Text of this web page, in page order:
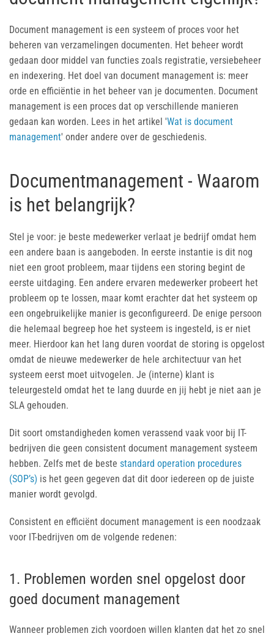
Document management is een systeem of proces voor het
beheren van verzamelingen documenten. Het beheer wordt
gedaan door middel van functies zoals registratie, versiebeheer
en indexering. Het doel van document management is: meer
orde en efficiëntie in het beheer van je documenten. Document
management is een proces dat op verschillende manieren
gedaan kan worden. Lees in het artikel 'Wat is document
management' onder andere over de geschiedenis.
Documentmanagement - Waarom
is het belangrijk?
Stel je voor: je beste medewerker verlaat je bedrijf omdat hem
een andere baan is aangeboden. In eerste instantie is dit nog
niet een groot probleem, maar tijdens een storing begint de
eerste uitdaging. Een andere ervaren medewerker probeert het
probleem op te lossen, maar komt erachter dat het systeem op
een ongebruikelijke manier is geconfigureerd. De enige persoon
die helemaal begreep hoe het systeem is ingesteld, is er niet
meer. Hierdoor kan het lang duren voordat de storing is opgelost
omdat de nieuwe medewerker de hele architectuur van het
systeem eerst moet uitvogelen. Je (interne) klant is
teleurgesteld omdat het te lang duurde en jij hebt je niet aan je
SLA gehouden.
Dit soort omstandigheden komen verassend vaak voor bij IT-
bedrijven die geen consistent document management systeem
hebben. Zelfs met de beste standard operation procedures
(SOP’s) is het geen gegeven dat dit door iedereen op de juiste
manier wordt gevolgd.
Consistent en efficiënt document management is een noodzaak
voor IT-bedrijven om de volgende redenen:
1. Problemen worden snel opgelost door
goed document management
Wanneer problemen zich voordoen willen klanten dat het zo snel